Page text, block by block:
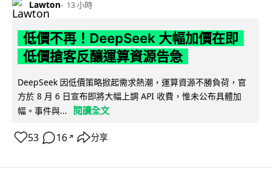
Lawton 13 小時
低價不再！DeepSeek 大幅加價在即
低價搶客反釀運算資源告急
DeepSeek 因低價策略掀起需求熱潮，運算資源不勝負荷，官
方於 8 月 6 日宣布即將大幅上調 API 收費，惟未公布具體加
幅。事件與...
閱讀全文
53 16 ↗ 分享